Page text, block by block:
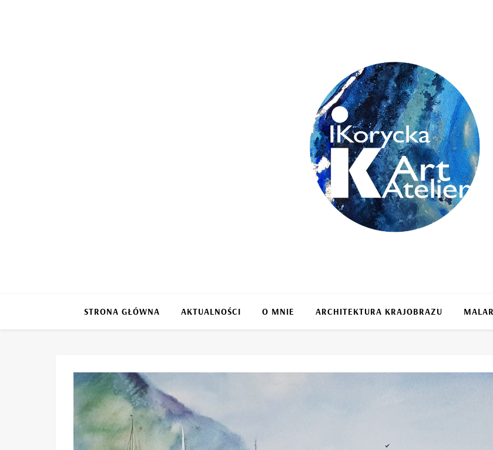
STRONA GŁÓWNA AKTUALNOŚCI O MNIE ARCHITEKTURA KRAJOBRAZU